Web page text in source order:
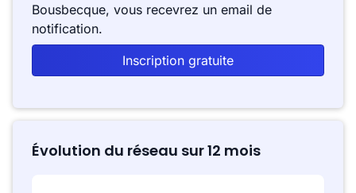
Bousbecque, vous recevrez un email de
notification.
Inscription gratuite
Évolution du réseau sur 12 mois